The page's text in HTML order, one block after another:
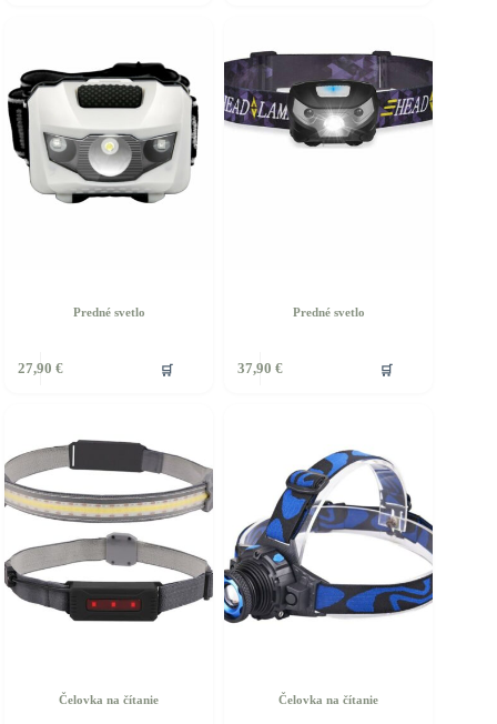
Predné svetlo
27,90 € 🛒
Predné svetlo
37,90 € 🛒
Čelovka na čítanie Čelovka na čítanie